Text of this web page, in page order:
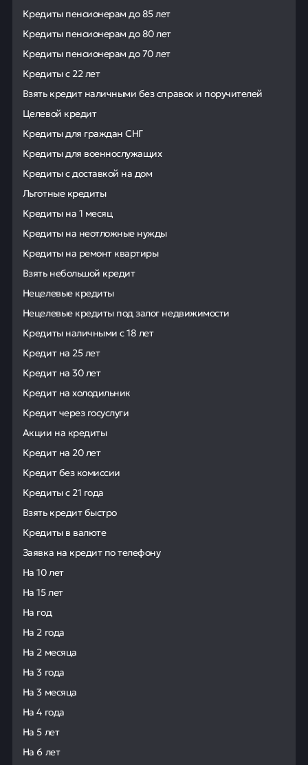
Кредиты пенсионерам до 85 лет
Кредиты пенсионерам до 80 лет
Кредиты пенсионерам до 70 лет
Кредиты с 22 лет
Взять кредит наличными без справок и поручителей
Целевой кредит
Кредиты для граждан СНГ
Кредиты для военнослужащих
Кредиты с доставкой на дом
Льготные кредиты
Кредиты на 1 месяц
Кредиты на неотложные нужды
Кредиты на ремонт квартиры
Взять небольшой кредит
Нецелевые кредиты
Нецелевые кредиты под залог недвижимости
Кредиты наличными с 18 лет
Кредит на 25 лет
Кредит на 30 лет
Кредит на холодильник
Кредит через госуслуги
Акции на кредиты
Кредит на 20 лет
Кредит без комиссии
Кредиты с 21 года
Взять кредит быстро
Кредиты в валюте
Заявка на кредит по телефону
На 10 лет
На 15 лет
На год
На 2 года
На 2 месяца
На 3 года
На 3 месяца
На 4 года
На 5 лет
На 6 лет